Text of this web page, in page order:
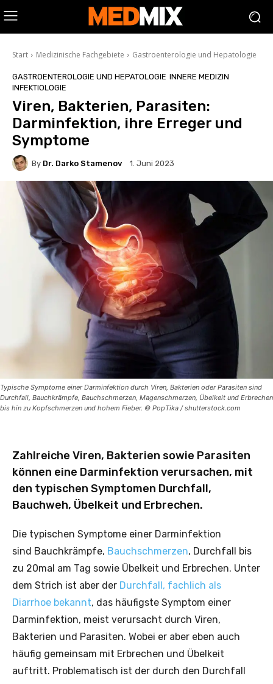
Start Medizinische Fachgebiete Gastroenterologie und Hepatologie
GASTROENTEROLOGIE UND HEPATOLOGIE INNERE MEDIZIN
INFEKTIOLOGIE
Viren, Bakterien, Parasiten:
Darminfektion, ihre Erreger und
Symptome
By Dr. Darko Stamenov 1. Juni 2023
Typische Symptome einer Darminfektion durch Viren, Bakterien oder Parasiten sind
Durchfall, Bauchkrämpfe, Bauchschmerzen, Magenschmerzen, Übelkeit und Erbrechen
bis hin zu Kopfschmerzen und hohem Fieber. © PopTika / shutterstock.com
Zahlreiche Viren, Bakterien sowie Parasiten
können eine Darminfektion verursachen, mit
den typischen Symptomen Durchfall,
Bauchweh, Übelkeit und Erbrechen.
Die typischen Symptome einer Darminfektion
sind Bauchkrämpfe, Bauchschmerzen, Durchfall bis
zu 20mal am Tag sowie Übelkeit und Erbrechen. Unter
dem Strich ist aber der Durchfall, fachlich als
Diarrhoe bekannt, das häufigste Symptom einer
Darminfektion, meist verursacht durch Viren,
Bakterien und Parasiten. Wobei er aber eben auch
häufig gemeinsam mit Erbrechen und Übelkeit
auftritt. Problematisch ist der durch den Durchfall